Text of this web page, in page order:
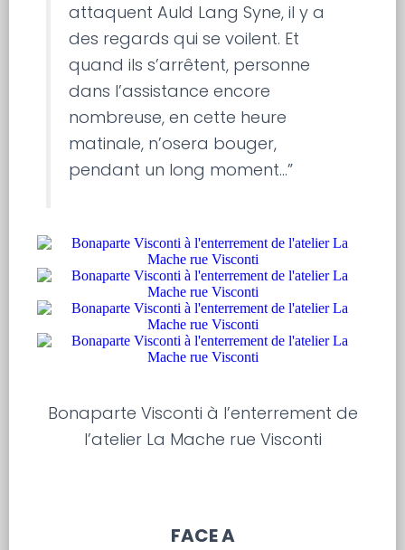
attaquent Auld Lang Syne, il y a
des regards qui se voilent. Et
quand ils s’arrêtent, personne
dans l’assistance encore
nombreuse, en cette heure
matinale, n’osera bouger,
pendant un long moment…”
Bonaparte Visconti à l’enterrement de
l’atelier La Mache rue Visconti
FACE A